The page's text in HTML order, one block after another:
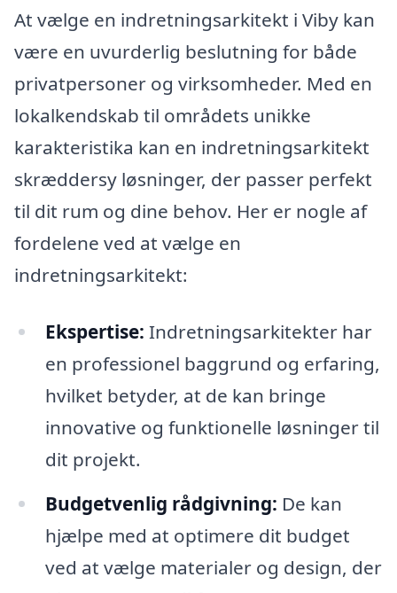
At vælge en indretningsarkitekt i Viby kan
være en uvurderlig beslutning for både
privatpersoner og virksomheder. Med en
lokalkendskab til områdets unikke
karakteristika kan en indretningsarkitekt
skræddersy løsninger, der passer perfekt
til dit rum og dine behov. Her er nogle af
fordelene ved at vælge en
indretningsarkitekt:
Ekspertise: Indretningsarkitekter har
en professionel baggrund og erfaring,
hvilket betyder, at de kan bringe
innovative og funktionelle løsninger til
dit projekt.
Budgetvenlig rådgivning: De kan
hjælpe med at optimere dit budget
ved at vælge materialer og design, der